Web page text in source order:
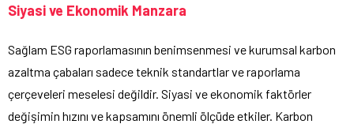
Siyasi ve Ekonomik Manzara
Sağlam ESG raporlamasının benimsenmesi ve kurumsal karbon
azaltma çabaları sadece teknik standartlar ve raporlama
çerçeveleri meselesi değildir. Siyasi ve ekonomik faktörler
değişimin hızını ve kapsamını önemli ölçüde etkiler. Karbon